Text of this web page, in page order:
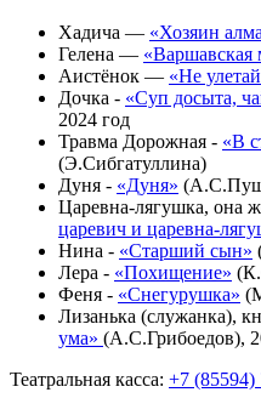
Хадича — «Хозяин
Гелена — «Варшавская
Аистёнок — «Не
Дочка - «Суп досыта,
2024 год
Травма Дорожная - «В
(Э.Сибгатуллина)
Дуня - «Дуня»
Царевна-лягушка, она
царевич и царевна-
Нина - «Старший сын»
Лера - «Похищение»
Феня - «Снегурушка»
Лизанька (служанка),
ума» (А.С.Грибоедов),
Театральная касса: +7 (85594)